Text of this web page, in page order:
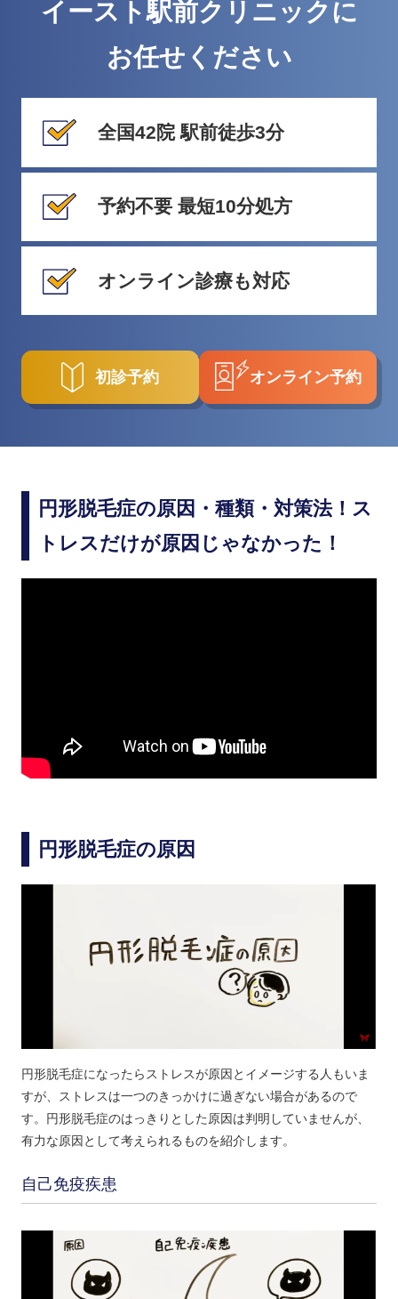
イースト駅前クリニックに
お任せください
全国42院 駅前徒歩3分
予約不要 最短10分処方
オンライン診療も対応
初診予約 オンライン予約
円形脱毛症の原因・種類・対策法！ス
トレスだけが原因じゃなかった！
円形脱毛症の原因
円形脱毛症になったらストレスが原因とイメージする人もいま
すが、ストレスは一つのきっかけに過ぎない場合があるので
す。円形脱毛症のはっきりとした原因は判明していませんが、
有力な原因として考えられるものを紹介します。
自己免疫疾患